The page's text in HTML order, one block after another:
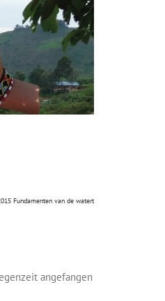
Fundamenten van de watert
angefangen